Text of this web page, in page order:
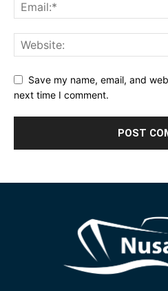
Save my name, email, and
next time I comment.